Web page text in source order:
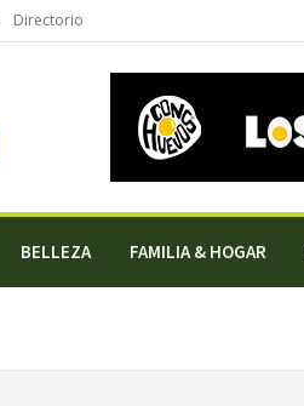
Directorio
BELLEZA FAMILIA & HOGAR